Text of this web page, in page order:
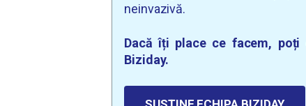
neinvazivă.
Dacă îți place ce facem, poți
Biziday.